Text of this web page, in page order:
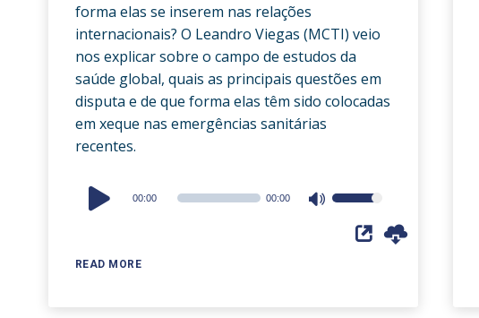
forma elas se inserem nas relações
internacionais? O Leandro Viegas (MCTI) veio
nos explicar sobre o campo de estudos da
saúde global, quais as principais questões em
disputa e de que forma elas têm sido colocadas
em xeque nas emergências sanitárias
recentes.
READ MORE
Audio
Player
00:00 00:00
Use
Up/Down